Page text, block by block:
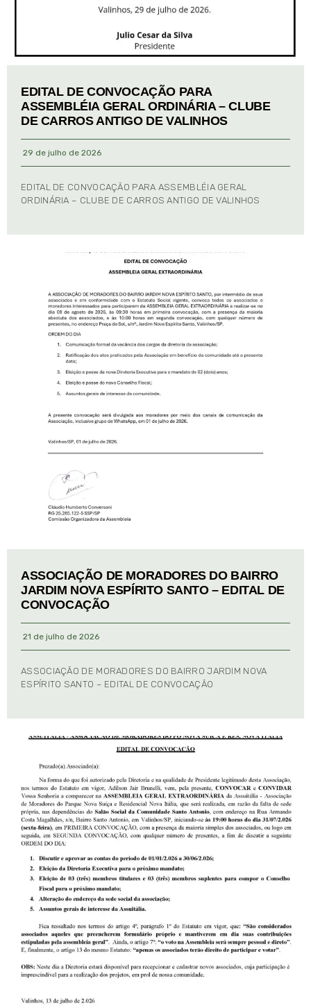
EDITAL DE CONVOCAÇÃO PARA
ASSEMBLÉIA GERAL ORDINÁRIA – CLUBE
DE CARROS ANTIGO DE VALINHOS
29 de julho de 2026
EDITAL DE CONVOCAÇÃO PARA ASSEMBLÉIA GERAL
ORDINÁRIA – CLUBE DE CARROS ANTIGO DE VALINHOS
ASSOCIAÇÃO DE MORADORES DO BAIRRO
JARDIM NOVA ESPÍRITO SANTO – EDITAL DE
CONVOCAÇÃO
21 de julho de 2026
ASSOCIAÇÃO DE MORADORES DO BAIRRO JARDIM NOVA
ESPÍRITO SANTO – EDITAL DE CONVOCAÇÃO